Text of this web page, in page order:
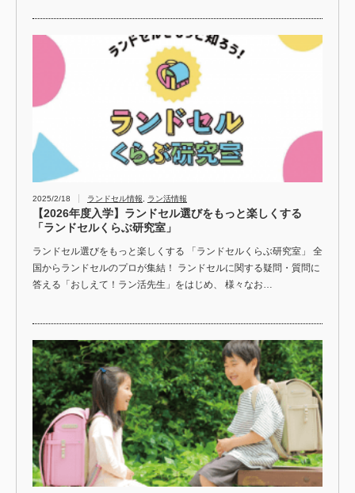
2025/2/18 ランドセル情報 ラン活情報
【2026年度入学】ランドセル選びをもっと楽しくする
「ランドセルくらぶ研究室」
ランドセル選びをもっと楽しくする 「ランドセルくらぶ研究室」 全
国からランドセルのプロが集結！ ランドセルに関する疑問・質問に
答える「おしえて！ラン活先生」をはじめ、 様々なお…